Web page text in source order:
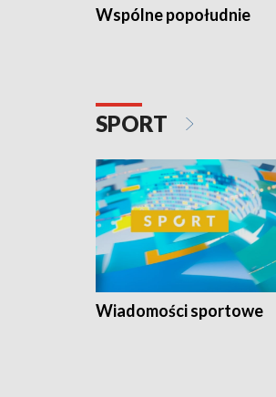
Wspólne popołudnie
SPORT
Wiadomości sportowe